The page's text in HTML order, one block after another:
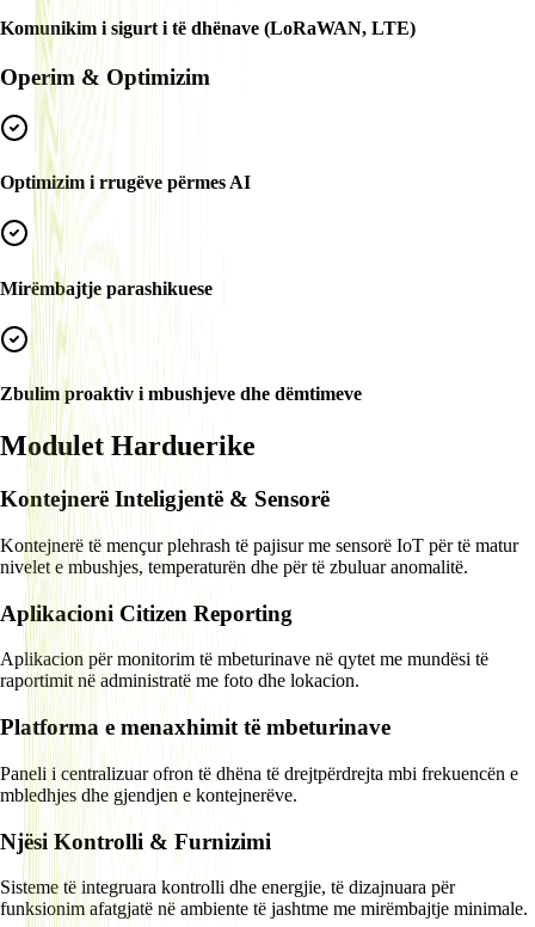
Komunikim i sigurt i të dhënave (LoRaWAN, LTE)
Operim & Optimizim
Optimizim i rrugëve përmes AI
Mirëmbajtje parashikuese
Zbulim proaktiv i mbushjeve dhe dëmtimeve
Modulet Harduerike
Kontejnerë Inteligjentë & Sensorë
Kontejnerë të mençur plehrash të pajisur me sensorë IoT për të matur
nivelet e mbushjes, temperaturën dhe për të zbuluar anomalitë.
Aplikacioni Citizen Reporting
Aplikacion për monitorim të mbeturinave në qytet me mundësi të
raportimit në administratë me foto dhe lokacion.
Platforma e menaxhimit të mbeturinave
Paneli i centralizuar ofron të dhëna të drejtpërdrejta mbi frekuencën e
mbledhjes dhe gjendjen e kontejnerëve.
Njësi Kontrolli & Furnizimi
Sisteme të integruara kontrolli dhe energjie, të dizajnuara për
funksionim afatgjatë në ambiente të jashtme me mirëmbajtje minimale.